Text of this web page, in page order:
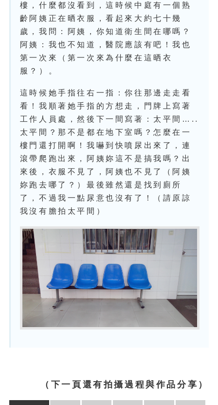
樓，什麼都沒看到，這時候中庭有一個熟
齡阿姨正在晒衣服，看起來大約七十幾
歲，我問：阿姨，你知道衛生間在哪嗎？
阿姨：我也不知道，醫院應該有吧！我也
第一次來（第一次來為什麼在這晒衣
服？）。
這時候她手指往右一指：你往那邊走走看
看！我順著她手指的方想走，門牌上寫著
工作人員處，然後下一間寫著：太平間…..
太平間？那不是都在地下室嗎？怎麼在一
樓門還打開啊！我嚇到快噴尿出來了，連
滾帶爬跑出來，阿姨妳這不是搞我嗎？出
來後，衣服不見了，阿姨也不見了（阿姨
妳跑去哪了？）最後雖然還是找到廁所
了，不過我一點尿意也沒有了！（請原諒
我沒有膽拍太平間）
（下一頁還有拍攝過程與作品分享）